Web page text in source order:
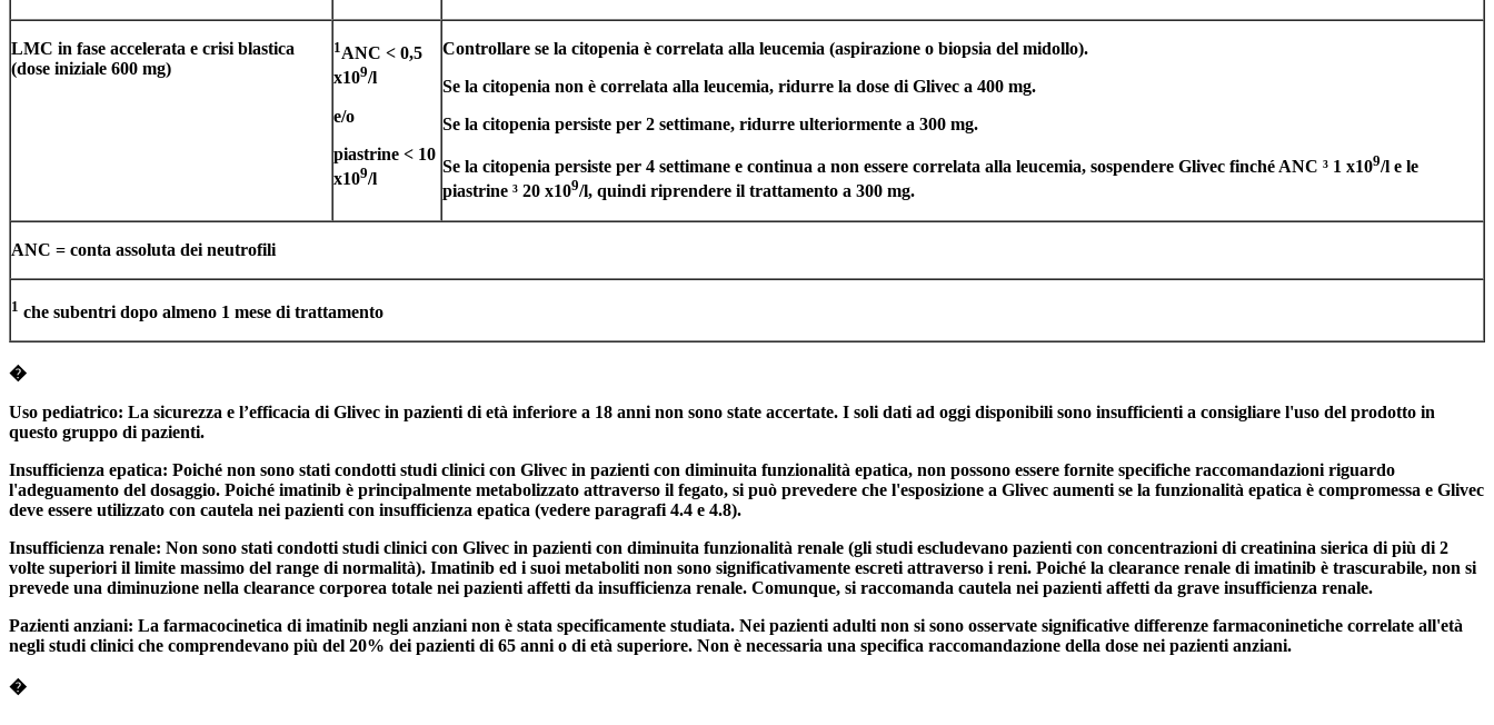
LMC in fase accelerata e crisi blastica
(dose iniziale 600 mg)
1ANC < 0,5
x109/l
e/o
piastrine < 10
x109/l
Controllare se la citopenia è correlata alla leucemia (aspirazione o biopsia del midollo).
Se la citopenia non è correlata alla leucemia, ridurre la dose di Glivec a 400 mg.
Se la citopenia persiste per 2 settimane, ridurre ulteriormente a 300 mg.
Se la citopenia persiste per 4 settimane e continua a non essere correlata alla leucemia, sospendere Glivec finché ANC ³ 1 x109/l e le
piastrine ³ 20 x109/l, quindi riprendere il trattamento a 300 mg.
ANC = conta assoluta dei neutrofili
1 che subentri dopo almeno 1 mese di trattamento
�
Uso pediatrico: La sicurezza e l’efficacia di Glivec in pazienti di età inferiore a 18 anni non sono state accertate. I soli dati ad oggi disponibili sono insufficienti a consigliare l'uso del prodotto in
questo gruppo di pazienti.
Insufficienza epatica: Poiché non sono stati condotti studi clinici con Glivec in pazienti con diminuita funzionalità epatica, non possono essere fornite specifiche raccomandazioni riguardo
l'adeguamento del dosaggio. Poiché imatinib è principalmente metabolizzato attraverso il fegato, si può prevedere che l'esposizione a Glivec aumenti se la funzionalità epatica è compromessa e Glivec
deve essere utilizzato con cautela nei pazienti con insufficienza epatica (vedere paragrafi 4.4 e 4.8).
Insufficienza renale: Non sono stati condotti studi clinici con Glivec in pazienti con diminuita funzionalità renale (gli studi escludevano pazienti con concentrazioni di creatinina sierica di più di 2
volte superiori il limite massimo del range di normalità). Imatinib ed i suoi metaboliti non sono significativamente escreti attraverso i reni. Poiché la clearance renale di imatinib è trascurabile, non si
prevede una diminuzione nella clearance corporea totale nei pazienti affetti da insufficienza renale. Comunque, si raccomanda cautela nei pazienti affetti da grave insufficienza renale.
Pazienti anziani: La farmacocinetica di imatinib negli anziani non è stata specificamente studiata. Nei pazienti adulti non si sono osservate significative differenze farmaconinetiche correlate all'età
negli studi clinici che comprendevano più del 20% dei pazienti di 65 anni o di età superiore. Non è necessaria una specifica raccomandazione della dose nei pazienti anziani.
�